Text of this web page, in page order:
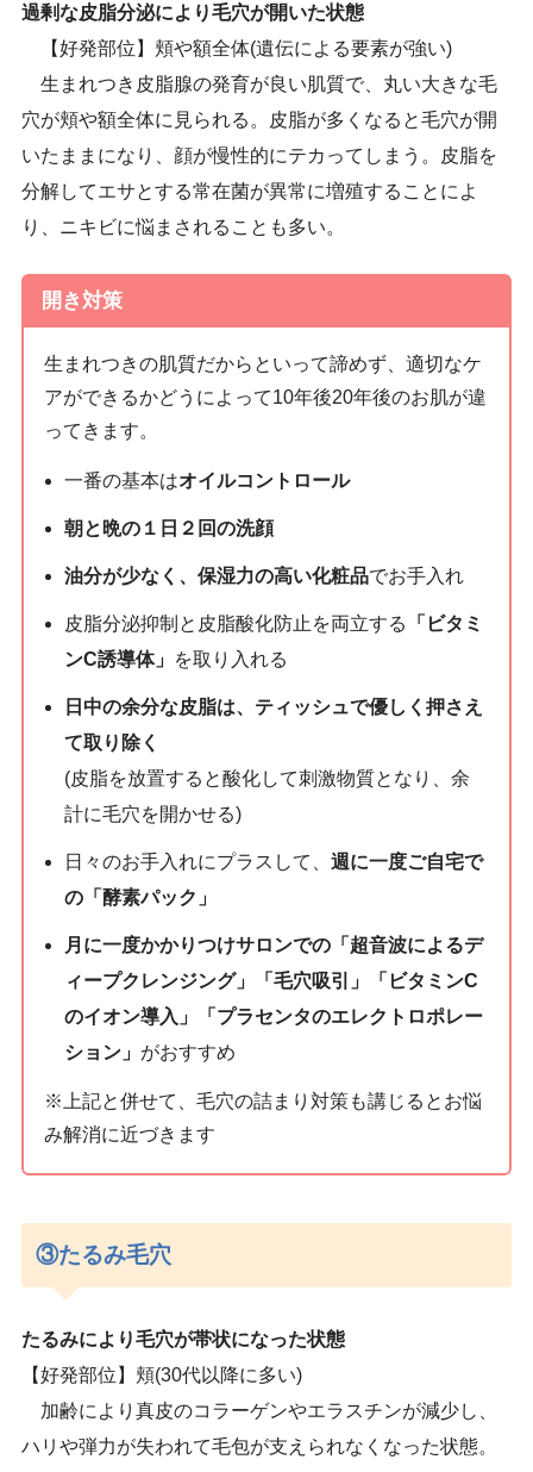
過剰な皮脂分泌により毛穴が開いた状態
【好発部位】頬や額全体(遺伝による要素が強い)
生まれつき皮脂腺の発育が良い肌質で、丸い大きな毛
穴が頬や額全体に見られる。皮脂が多くなると毛穴が開
いたままになり、顔が慢性的にテカってしまう。皮脂を
分解してエサとする常在菌が異常に増殖することによ
り、ニキビに悩まされることも多い。
開き対策
生まれつきの肌質だからといって諦めず、適切なケ
アができるかどうによって10年後20年後のお肌が違
ってきます。
一番の基本はオイルコントロール
朝と晩の１日２回の洗顔
油分が少なく、保湿力の高い化粧品でお手入れ
皮脂分泌抑制と皮脂酸化防止を両立する
「ビタミ
ンC誘導体」
を取り入れる
日中の余分な皮脂は、ティッシュで優しく押さえ
て取り除く
(皮脂を放置すると酸化して刺激物質となり、余
計に毛穴を開かせる)
日々のお手入れにプラスして、週に一度ご自宅で
の「酵素パック」
月に一度かかりつけサロンでの「超音波によるデ
ィープクレンジング」「毛穴吸引」「ビタミンC
のイオン導入」「プラセンタのエレクトロポレー
ション」 がおすすめ
※上記と併せて、毛穴の詰まり対策も講じるとお悩
み解消に近づきます
③たるみ毛穴
たるみにより毛穴が帯状になった状態
【好発部位】頬(30代以降に多い)
加齢により真皮のコラーゲンやエラスチンが減少し、
ハリや弾力が失われて毛包が支えられなくなった状態。